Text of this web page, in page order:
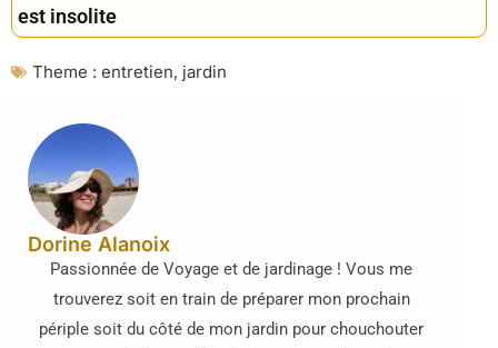
est insolite
Theme : entretien, jardin
Dorine Alanoix
Passionnée de Voyage et de jardinage ! Vous me
trouverez soit en train de préparer mon prochain
périple soit du côté de mon jardin pour chouchouter